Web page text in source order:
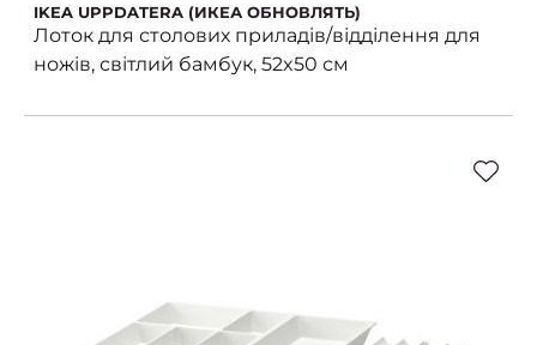
IKEA UPPDATERA (ИКЕА ОБНОВЛЯТЬ)
Лоток для столових приладів/відділення для
ножів, світлий бамбук, 52x50 см